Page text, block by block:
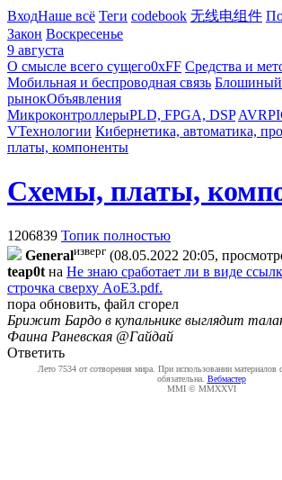
ВходНаше всё Теги codebook 无线电组件
Закон Воскресенье
9 августа
О смысле всего сущего0xFF Средства и
Мобильная и беспроводная связь Блошиный
рынокОбъявления
МикроконтроллерыPLD, FPGA, DSP AVR
VТехнологии Кибернетика, автоматика,
платы, компоненты
Схемы, платы,
1206839 Топик полностью
Generalизверг (08.05.2022 20:05,
teap0t на Не знаю сработает ли в виде
строчка сверху AoE3.pdf.
пора обновить, файл сгорел
Брижит Бардо в купальнике выглядит
Фаина Раневская @Гайдай
Ответить
Лето 7534 от сотворения мира. При использовании материалов
обязательна. Вебмастер
MMI © MMXXVI